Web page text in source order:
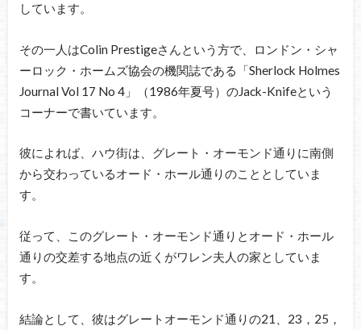
しています。
その一人はColin Prestigeさんという方で、ロンドン・シャ
ーロック・ホームズ協会の機関誌である「Sherlock Holmes
Journal Vol 17 No 4」（1986年夏号）のJack-Knifeという
コーナーで書いています。
彼によれば、ハウ街は、グレート・オーモンド通りに南側
から交わっているオード・ホール通りのこととしていま
す。
従って、このグレート・オーモンド通りとオード・ホール
通りの交差する地点の近くがワレン夫人の家としていま
す。
結論として、彼はグレートオーモンド通りの21、23，25，